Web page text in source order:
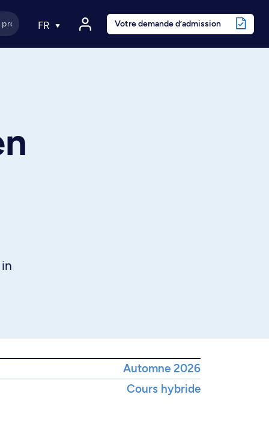
FR Votre demande d’admission
Automne 2026
Cours hybride